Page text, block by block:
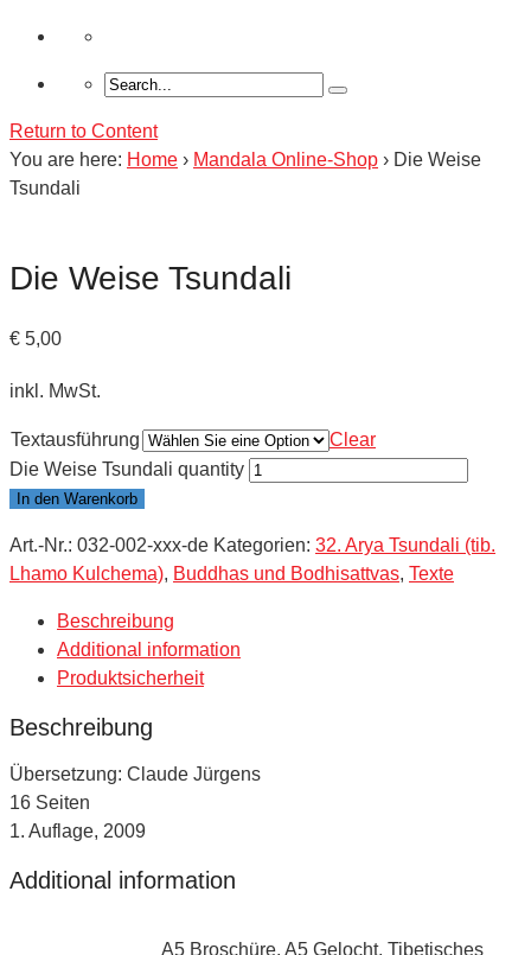
Return to Content
You are here: Home › Mandala Online-Shop › Die Weise
Tsundali
Die Weise Tsundali
€ 5,00
inkl. MwSt.
Textausführung
Clear
Die Weise Tsundali quantity
In den Warenkorb
Art.-Nr.: 032-002-xxx-de Kategorien: 32. Arya Tsundali (tib.
Lhamo Kulchema), Buddhas und Bodhisattvas, Texte
Beschreibung
Additional information
Produktsicherheit
Beschreibung
Übersetzung: Claude Jürgens
16 Seiten
1. Auflage, 2009
Additional information
A5 Broschüre, A5 Gelocht, Tibetisches